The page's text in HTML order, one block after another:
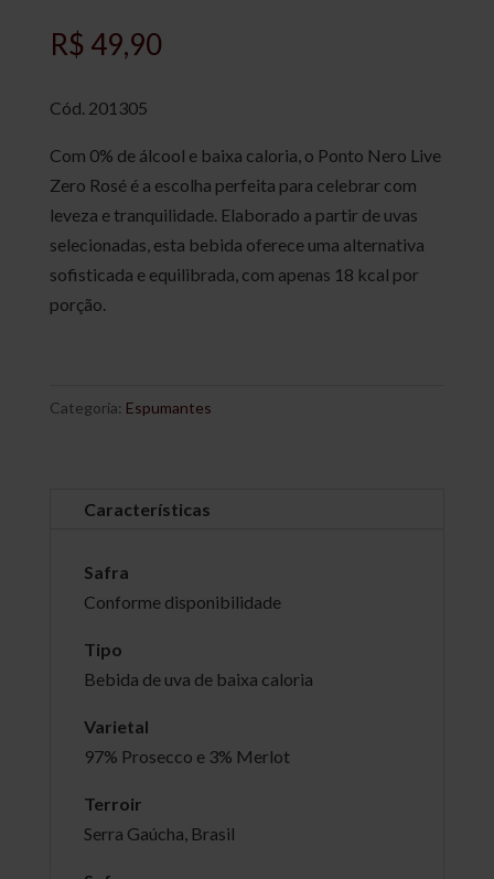
R$ 49,90
Cód. 201305
Com 0% de álcool e baixa caloria, o Ponto Nero Live
Zero Rosé é a escolha perfeita para celebrar com
leveza e tranquilidade. Elaborado a partir de uvas
selecionadas, esta bebida oferece uma alternativa
sofisticada e equilibrada, com apenas 18 kcal por
porção.
Categoria: Espumantes
Características
Safra
Conforme disponibilidade
Tipo
Bebida de uva de baixa caloria
Varietal
97% Prosecco e 3% Merlot
Terroir
Serra Gaúcha, Brasil